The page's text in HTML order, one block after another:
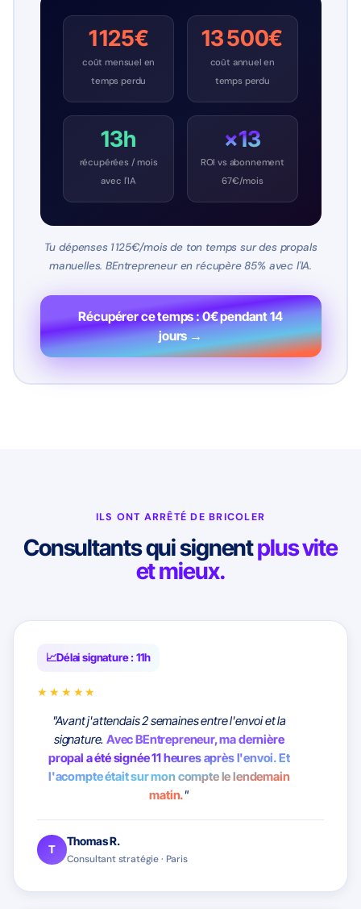
1 125€
coût mensuel en
temps perdu
13 500€
coût annuel en
temps perdu
13h
récupérées / mois
avec l'IA
×13
ROI vs abonnement
67€/mois
Tu dépenses 1 125€/mois de ton temps sur des propals
manuelles. BEntrepreneur en récupère 85% avec l'IA.
Récupérer ce temps : 0€ pendant 14
jours →
ILS ONT ARRÊTÉ DE BRICOLER
Consultants qui signentplus vite
et mieux.
Délai signature : 11h
★★★★★
"Avant j'attendais 2 semaines entre l'envoi et la
signature. Avec BEntrepreneur, ma dernière
propal a été signée 11 heures après l'envoi. Et
l'acompte était sur mon compte le lendemain
matin."
T
Thomas R.
Consultant stratégie · Paris